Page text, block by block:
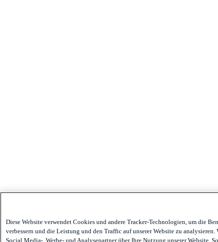
Diese Website verwendet Cookies und andere Tracker-Technologien, um die
verbessern und die Leistung und den Traffic auf unserer Website zu
Social Media-, Werbe- und Analysepartner über Ihre Nutzung unserer Website.